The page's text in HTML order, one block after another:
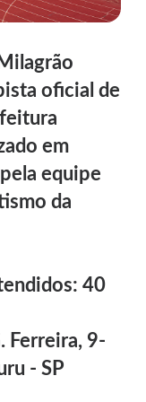
oficial de
em
equipe
da
40
Ferreira, 9-
- SP